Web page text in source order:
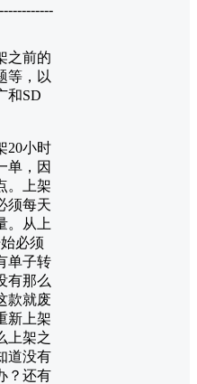
之前的
等，以
和SD
20小时
单，因
。上架
须每天
。从上
必须
单子转
有那么
款就废
新上架
上架之
道没有
？还有